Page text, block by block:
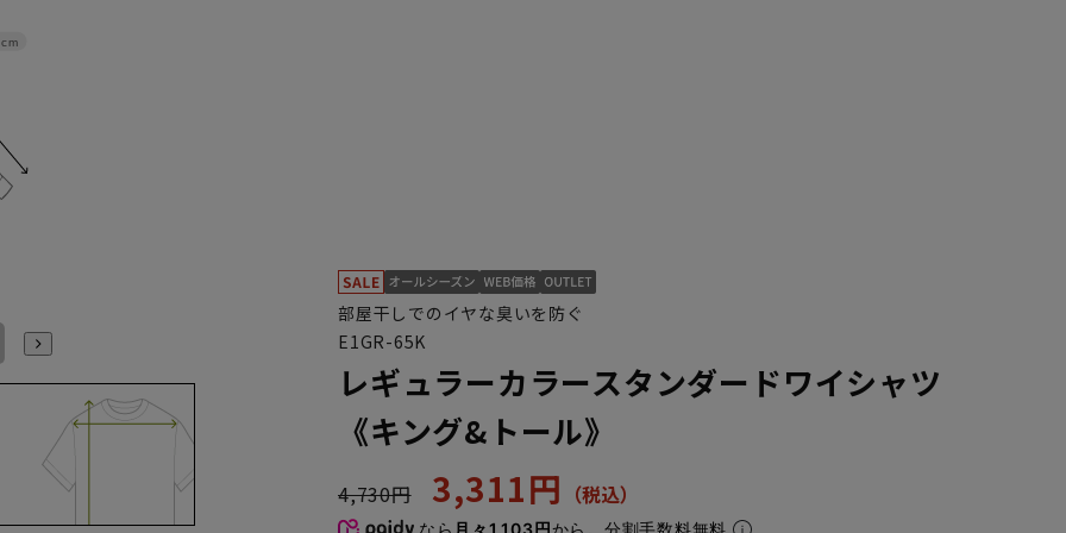
49cm/84cm
部屋干しでのイヤな臭いを防ぐ
E1GR-65K
レギュラーカラースタンダードワイシャツ
《キング&トール》
4,730円 3,311円
なら 月々1,103円から。分割手数料無料